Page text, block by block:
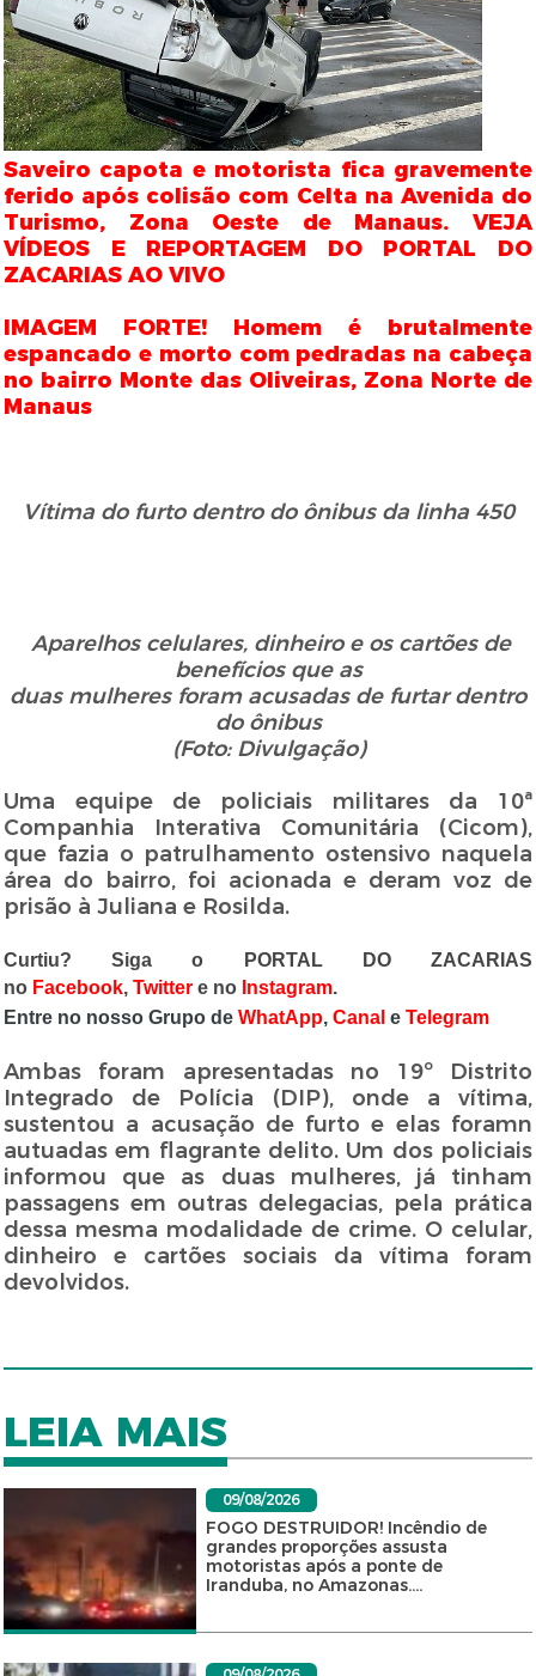
Saveiro capota e motorista fica gravemente
ferido após colisão com Celta na Avenida do
Turismo, Zona Oeste de Manaus. VEJA
VÍDEOS E REPORTAGEM DO PORTAL DO
ZACARIAS AO VIVO
IMAGEM FORTE! Homem é brutalmente
espancado e morto com pedradas na cabeça
no bairro Monte das Oliveiras, Zona Norte de
Manaus
Vítima do furto dentro do ônibus da linha 450
Aparelhos celulares, dinheiro e os cartões de
benefícios que as
duas mulheres foram acusadas de furtar dentro
do ônibus
(Foto: Divulgação)
Uma equipe de policiais militares da 10ª
Companhia Interativa Comunitária (Cicom),
que fazia o patrulhamento ostensivo naquela
área do bairro, foi acionada e deram voz de
prisão à Juliana e Rosilda.
Curtiu? Siga o PORTAL DO ZACARIAS
no Facebook,Twitter e no Instagram.
Entre no nosso Grupo deWhatApp,Canal eTelegram
Ambas foram apresentadas no 19º Distrito
Integrado de Polícia (DIP), onde a vítima,
sustentou a acusação de furto e elas foramn
autuadas em flagrante delito. Um dos policiais
informou que as duas mulheres, já tinham
passagens em outras delegacias, pela prática
dessa mesma modalidade de crime. O celular,
dinheiro e cartões sociais da vítima foram
devolvidos.
LEIA MAIS
09/08/2026
FOGO DESTRUIDOR! Incêndio de
grandes proporções assusta
motoristas após a ponte de
Iranduba, no Amazonas....